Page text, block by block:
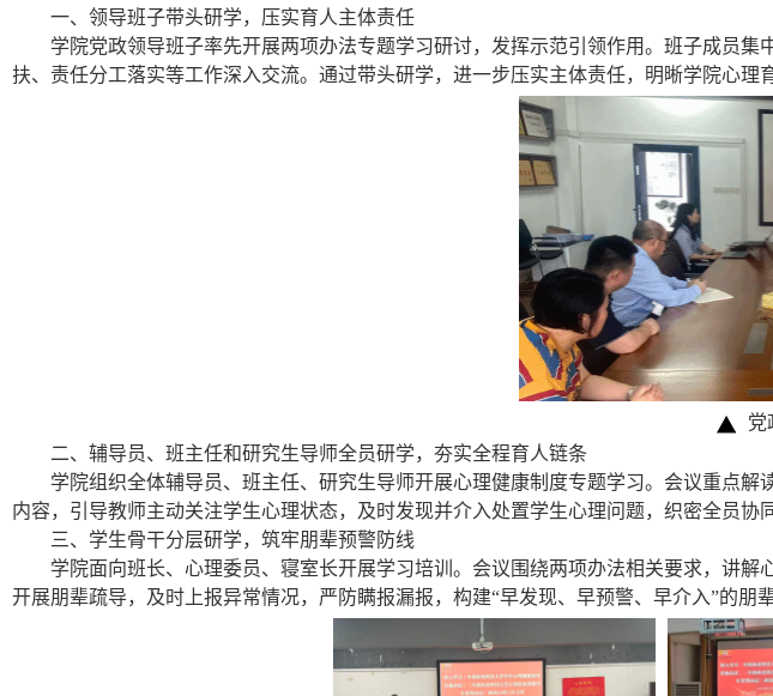
一、领导班子带头研学，压实育人主体责任
学院党政领导班子率先开展两项办法专题学习研讨，发挥示范引领作用。班子成员
扶、责任分工落实等工作深入交流。通过带头研学，进一步压实主体责任，明晰学院心理
党
二、辅导员、班主任和研究生导师全员研学，夯实全程育人链条
学院组织全体辅导员、班主任、研究生导师开展心理健康制度专题学习。会议重点
内容，引导教师主动关注学生心理状态，及时发现并介入处置学生心理问题，织密全员协
三、学生骨干分层研学，筑牢朋辈预警防线
学院面向班长、心理委员、寝室长开展学习培训。会议围绕两项办法相关要求，讲
开展朋辈疏导，及时上报异常情况，严防瞒报漏报，构建“早发现、早预警、早介入”的朋